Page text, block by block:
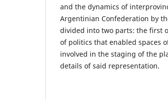
and the dynamics of
Argentinian Confederation by
divided into two parts: the first
of politics that enabled spaces
involved in the staging of the
details of said representation.